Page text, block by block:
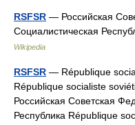
RSFSR — Российская
Социалистическая
Wikipedia
RSFSR — République
République socialiste
Российская Советская
Республика République